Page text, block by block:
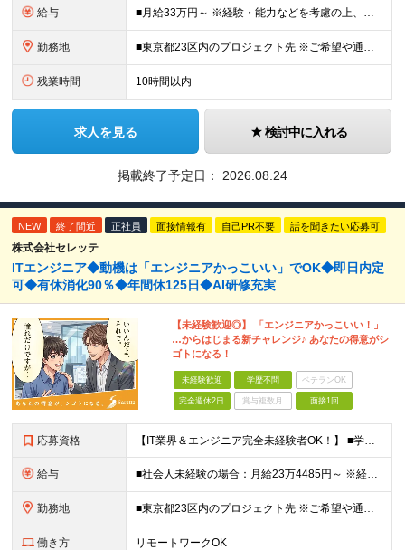
給与 ■月給33万円～ ※経験・能力などを考慮の上、当社規定により優遇します。 ※上記にはみなし残業代(25時間分5万2563円)を含みます。25時間を超える残業には別途全額残業代を支給します。 ◎通勤
勤務地 ■東京都23区内のプロジェクト先 ※ご希望や通勤時間を考慮して、配属先を決定します。 【本社】 東京都新宿区西新宿4-10-19 3階 ＼オフィス移転！デスクも心機一転アップデート！／ 全席
残業時間 10時間以内
求人を見る 検討中に入れる
掲載終了予定日： 2026.08.24
NEW 終了間近 正社員 面接情報有 自己PR不要 話を聞きたい応募可
株式会社セレッテ
ITエンジニア◆動機は「エンジニアかっこいい」でOK◆即日内定
可◆有休消化90％◆年間休125日◆AI研修充実
【未経験歓迎◎】 「エンジニアかっこいい！」
…からはじまる新チャレンジ♪ あなたの得意がシ
ゴトになる！
未経験歓迎 学歴不問 ベテランOK
完全週休2日 賞与複数月 面接1回
応募資格 【IT業界＆エンジニア完全未経験者OK！】 ■学歴不問 ■第二新卒歓迎 ■未経験OK ☆IT知識は一切問いません！ 【活かせる経験・スキル】 ■接客経験をお持ちの方 ■PCが得意な方 接客経験（フ
給与 ■社会人未経験の場合：月給23万4485円～ ※経験・能力などを考慮の上、当社規定により優遇します ※業界未経験の方でも前職での経験を最大限に評価します ※上記にはみなし残業代(25時間分3万832
勤務地 ■東京都23区内のプロジェクト先 ※ご希望や通勤時間を考慮して、配属先を決定します。 【本社】 東京都新宿区西新宿4-10-19 3階 ＼オフィス移転！デスクも心機一転アップデート！／ 全席に
働き方 リモートワークOK